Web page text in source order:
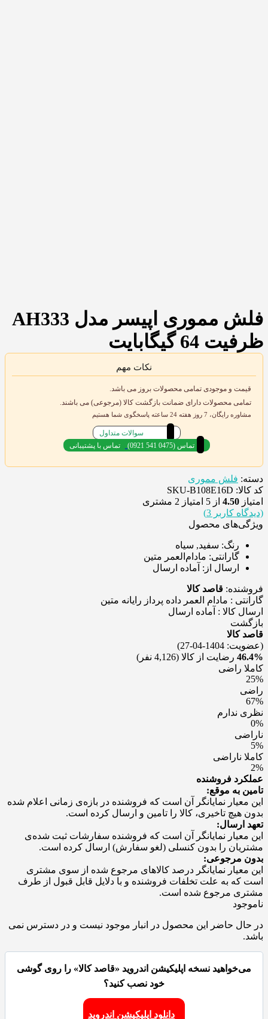
فلش مموری اپیسر مدل AH333
ظرفیت 64 گیگابایت
نکات مهم
قیمت و موجودی تمامی محصولات بروز می باشد.
تمامی محصولات دارای ضمانت بازگشت کالا (مرجوعی) می باشند.
مشاوره رایگان، 7 روز هفته 24 ساعته پاسخگوی شما هستیم
سوالات متداول
(0921 541 0475) تماس
تماس با پشتیبانی
دسته: فلش مموری
کد کالا: SKU-B108E16D
امتیاز 4.50 از 5 امتیاز 2 مشتری
(دیدگاه کاربر 3
)
ویژگی‌های محصول
رنگ: سفید, سیاه
گارانتی: مادام‌العمر متین
ارسال از: آماده ارسال
فروشنده: قاصد کالا
گارانتی : مادام العمر داده پرداز رایانه متین
ارسال کالا : آماده ارسال
بازگشت
قاصد کالا
(عضویت: 1404-04-27)
46.4% رضایت از کالا (4,126 نفر)
کاملا راضی
25%
راضی
67%
نظری ندارم
0%
ناراضی
5%
کاملا ناراضی
2%
عملکرد فروشنده
تامین به موقع:
این معیار نمایانگر آن است که فروشنده در بازه‌ی زمانی اعلام شده
بدون هیچ تاخیری، کالا را تامین و ارسال کرده است.
تعهد ارسال:
این معیار نمایانگر آن است که فروشنده سفارشات ثبت شده‌ی
مشتریان را بدون کنسلی (لغو سفارش) ارسال کرده است.
بدون مرجوعی:
این معیار نمایانگر درصد کالاهای مرجوع شده از سوی مشتری
است که به علت تخلفات فروشنده و با دلایل قابل قبول از طرف
مشتری مرجوع شده است.
ناموجود
در حال حاضر این محصول در انبار موجود نیست و در دسترس نمی
باشد.
می‌خواهید نسخه اپلیکیشن اندروید «قاصد کالا» را روی گوشی
خود نصب کنید؟
دانلود اپلیکیشن اندروید